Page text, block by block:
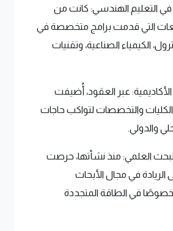
في التعليم الهندسي: كانت من
التي قدمت برامج متخصصة في
الكيمياء الصناعية، وتقنيات
عبر العقود، أُضيفت
والتخصصات لتواكب حاجات
والدولي.
العلمي: منذ نشأتها، حرصت
الريادة في مجال الأبحاث
خصوصًا في الطاقة المتجددة